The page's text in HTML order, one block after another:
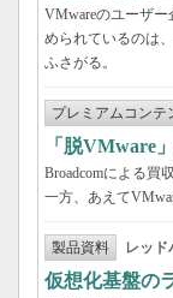
VMwareのユーザ
められているのは
ふさがる。
プレミアムコンテ
「脱VMware
Broadcomによる買
一方、あえて
製品資料 レッ
仮想化基盤の